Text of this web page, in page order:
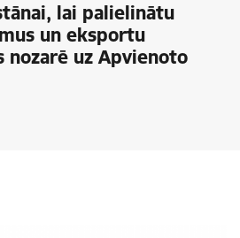
lai palielinātu
un eksportu
nozarē uz Apvienoto